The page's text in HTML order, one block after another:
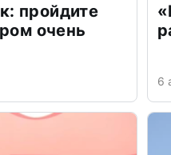
пройдите
очень
6